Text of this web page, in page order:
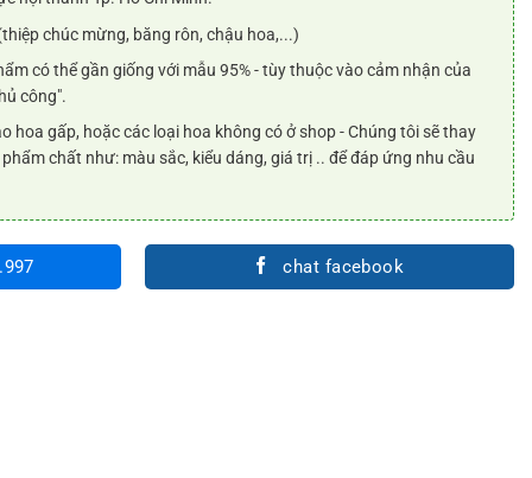
chúc mừng, băng rôn, chậu hoa,...)
có thể gần giống với mẫu 95% - tùy thuộc vào cảm nhận của
công".
hoa gấp, hoặc các loại hoa không có ở shop - Chúng tôi sẽ thay
chất như: màu sắc, kiểu dáng, giá trị .. để đáp ứng nhu cầu
chat facebook